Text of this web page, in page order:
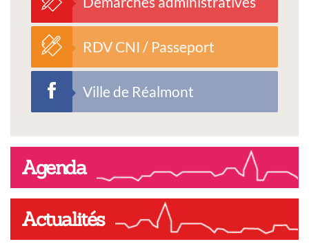
RDV CNI / Passeport
Ville de Réalmont
Agenda
Actualités